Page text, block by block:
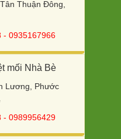
Thuận Đông,
- 0935167966
mối Nhà Bè
Lương, Phước
- 0989956429